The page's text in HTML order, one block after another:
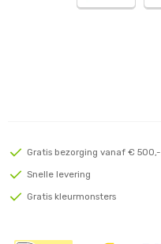
Gratis bezorging vanaf € 500,-
Snelle levering
Gratis kleurmonsters